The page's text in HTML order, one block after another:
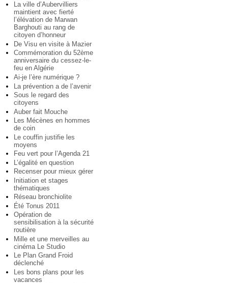
La ville d’Aubervilliers
maintient avec fierté
l’élévation de Marwan
Barghouti au rang de
citoyen d’honneur
De Visu en visite à Mazier
Commémoration du 52ème
anniversaire du cessez-le-
feu en Algérie
Ai-je l’ère numérique ?
La prévention a de l’avenir
Sous le regard des
citoyens
Auber fait Mouche
Les Mécènes en hommes
de coin
Le couffin justifie les
moyens
Feu vert pour l’Agenda 21
L’égalité en question
Recenser pour mieux gérer
Initiation et stages
thématiques
Réseau bronchiolite
Été Tonus 2011
Opération de
sensibilisation à la sécurité
routière
Mille et une merveilles au
cinéma Le Studio
Le Plan Grand Froid
déclenché
Les bons plans pour les
vacances